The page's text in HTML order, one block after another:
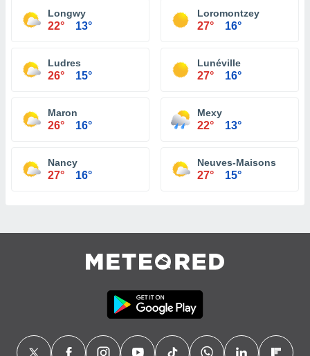
Longwy
22° 13°
Loromontzey
27° 16°
Ludres
26° 15°
Lunéville
27° 16°
Maron
26° 16°
Mexy
22° 13°
Nancy
27° 16°
Neuves-Maisons
27° 15°